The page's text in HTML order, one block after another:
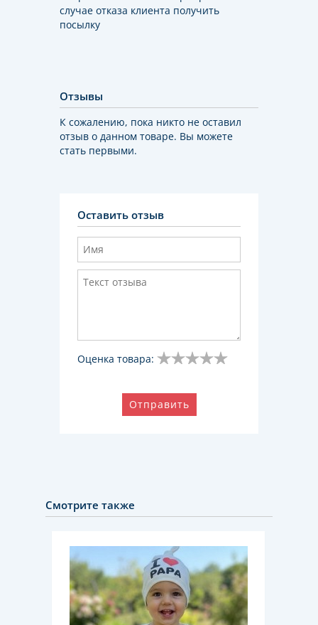
случае отказа клиента получить
посылку
Отзывы
К сожалению, пока никто не оставил
отзыв о данном товаре. Вы можете
стать первыми.
Оставить отзыв
Оценка товара:
Отправить
Смотрите также